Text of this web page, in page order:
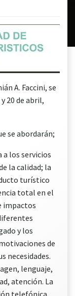
A. Faccini, se
20 de abril,
se abordarán;
a los servicios
la calidad; la
turístico
total en el
impactos
y los
de
necesidades.
lenguaje,
atención. La
telefónica.